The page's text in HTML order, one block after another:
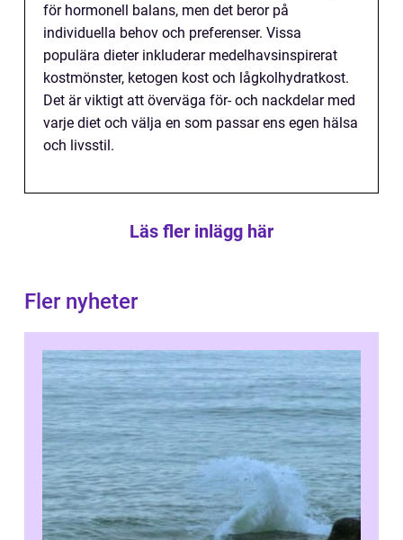
för hormonell balans, men det beror på
individuella behov och preferenser. Vissa
populära dieter inkluderar medelhavsinspirerat
kostmönster, ketogen kost och lågkolhydratkost.
Det är viktigt att överväga för- och nackdelar med
varje diet och välja en som passar ens egen hälsa
och livsstil.
Läs fler inlägg här
Fler nyheter